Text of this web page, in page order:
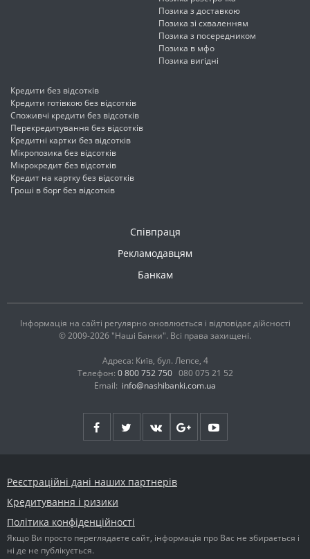
Позика з доставкою
Позика зі схваленням
Позика з посередником
Позика в мфо
Позика вигідні
Кредити без відсотків
Кредити готівкою без відсотків
Споживчі кредити без відсотків
Перекредитування без відсотків
Кредитні картки без відсотків
Мікропозика без відсотків
Мікрокредит без відсотків
Кредит на картку без відсотків
Гроші в борг без відсотків
Співпраця
Рекламодавцям
Банкам
Інформація на сайті регулярно оновлюється і відповідає дійсності
© 2009-2026 "Наші Банки". Всі права захищені.
Адреса: Київ, бул. Лепсе, 4
Телефон: 0 800 752 750 080 075 21 52
Email: info@nashibanki.com.ua
Реєстраційні дані наших партнерів
Кредитування і ризики
Політика конфіденційності
Якщо Ви просто переглядаєте сайт, інформація про Вас не збирається і
ні де не публікується.